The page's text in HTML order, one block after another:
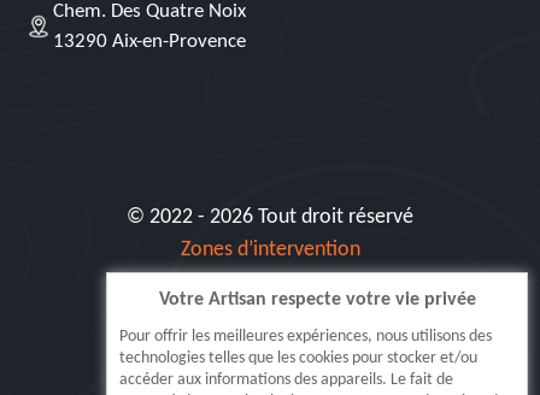
Chem. Des Quatre Noix
13290 Aix-en-Provence
© 2022 - 2026 Tout droit réservé
Zones d’intervention
Siret: 515 062 404 000 30
Votre Artisan respecte votre vie privée
Pour offrir les meilleures expériences, nous utilisons des
technologies telles que les cookies pour stocker et/ou
accéder aux informations des appareils. Le fait de